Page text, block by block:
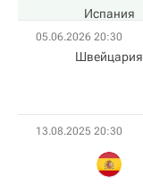
Испания
05.06.2026 20:30
Швейцария
13.08.2025 20:30